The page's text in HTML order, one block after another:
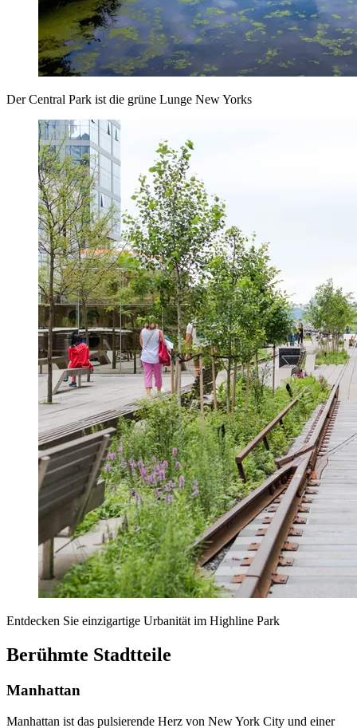
Der Central Park ist die grüne Lunge New Yorks
Entdecken Sie einzigartige Urbanität im Highline Park
Berühmte Stadtteile
Manhattan
Manhattan ist das pulsierende Herz von New York City und einer